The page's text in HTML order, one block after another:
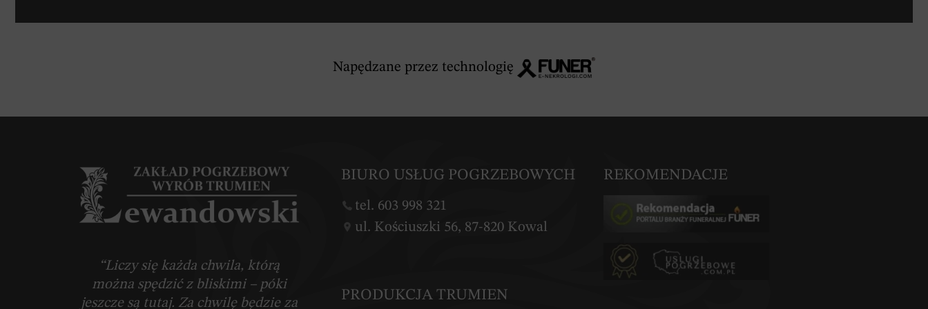
Napędzane przez technologię
“Liczy się każda chwila, którą
można spędzić z bliskimi – póki
jeszcze są tutaj. Za chwilę będzie za
BIURO USŁUG POGRZEBOWYCH
tel. 603 998 321
ul. Kościuszki 56, 87-820 Kowal
PRODUKCJA TRUMIEN
REKOMENDACJE